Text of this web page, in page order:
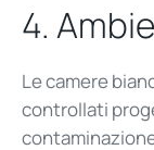
4. A
Le camere
controllati